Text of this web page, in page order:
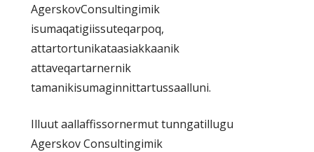
AgerskovConsultingimik
isumaqatigiissuteqarpoq,
attartortunikataasiakkaanik
attaveqartarnernik
tamanikisumaginnittartussaalluni.
Illuut aallaffissornermut tunngatillugu
Agerskov Consultingimik